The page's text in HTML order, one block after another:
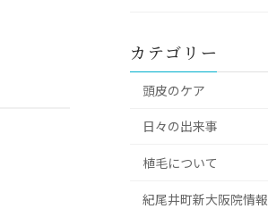
カテゴリー
頭皮のケア
日々の出来事
植毛について
紀尾井町新大阪院情報